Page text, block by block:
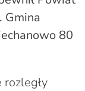
Gmina
80